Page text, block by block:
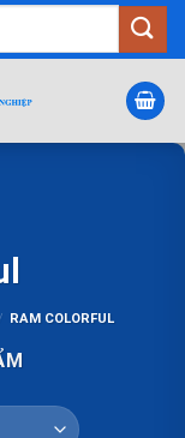
RAM COLORFUL